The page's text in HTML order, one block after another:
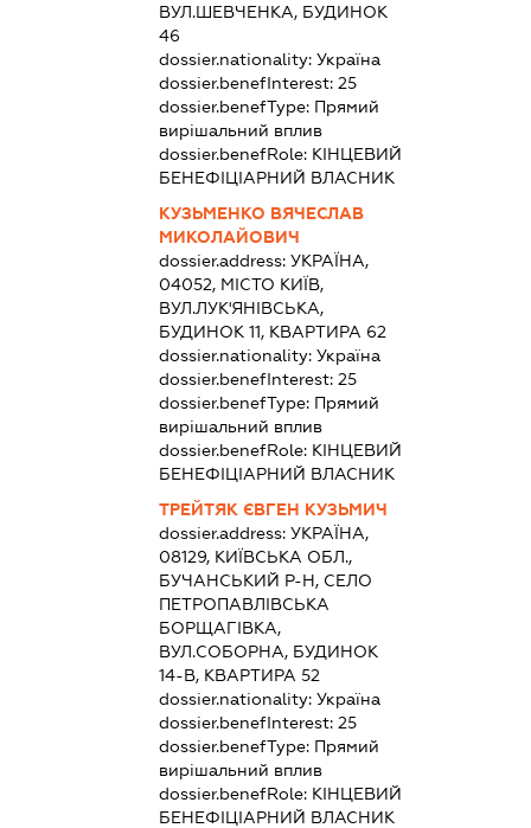
ВУЛ.ШЕВЧЕНКА, БУДИНОК
46
dossier.nationality: Україна
dossier.benefInterest: 25
dossier.benefType: Прямий
вирішальний вплив
dossier.benefRole: КІНЦЕВИЙ
БЕНЕФІЦІАРНИЙ ВЛАСНИК
КУЗЬМЕНКО ВЯЧЕСЛАВ
МИКОЛАЙОВИЧ
dossier.address: УКРАЇНА,
04052, МІСТО КИЇВ,
ВУЛ.ЛУК'ЯНІВСЬКА,
БУДИНОК 11, КВАРТИРА 62
dossier.nationality: Україна
dossier.benefInterest: 25
dossier.benefType: Прямий
вирішальний вплив
dossier.benefRole: КІНЦЕВИЙ
БЕНЕФІЦІАРНИЙ ВЛАСНИК
ТРЕЙТЯК ЄВГЕН КУЗЬМИЧ
dossier.address: УКРАЇНА,
08129, КИЇВСЬКА ОБЛ.,
БУЧАНСЬКИЙ Р-Н, СЕЛО
ПЕТРОПАВЛІВСЬКА
БОРЩАГІВКА,
ВУЛ.СОБОРНА, БУДИНОК
14-В, КВАРТИРА 52
dossier.nationality: Україна
dossier.benefInterest: 25
dossier.benefType: Прямий
вирішальний вплив
dossier.benefRole: КІНЦЕВИЙ
БЕНЕФІЦІАРНИЙ ВЛАСНИК